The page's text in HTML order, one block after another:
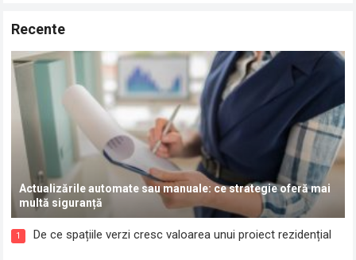
Recente
Actualizările automate sau manuale: ce strategie oferă mai
multă siguranță
1 De ce spațiile verzi cresc valoarea unui proiect rezidențial